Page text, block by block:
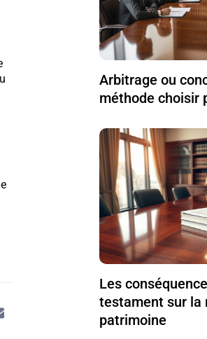
Arbitrage ou
méthode choisir
Les
testament sur la
patrimoine